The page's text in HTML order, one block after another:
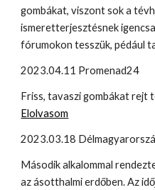
gombákat, viszont sok a
ismeretterjesztésnek
fórumokon tesszük, pédául
2023.04.11 Promenad24
Friss, tavaszi gombákat rejt
Elolvasom
2023.03.18
Második alkalommal
az ásotthalmi erdőben. Az